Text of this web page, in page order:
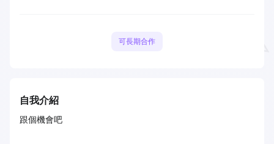
可長期合作
自我介紹
跟個機會吧